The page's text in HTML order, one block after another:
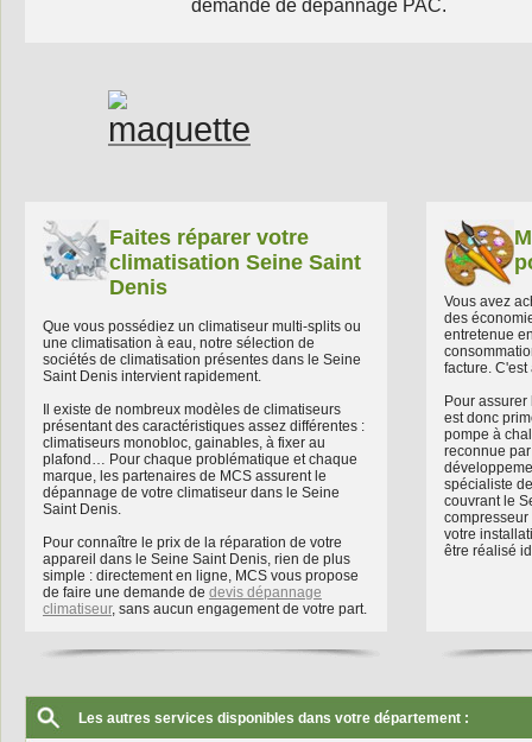
demande de dépannage PAC.
Faites réparer votre
climatisation Seine Saint
Denis
Que vous possédiez un climatiseur multi-splits ou
une climatisation à eau, notre sélection de
sociétés de climatisation présentes dans le Seine
Saint Denis intervient rapidement.
Il existe de nombreux modèles de climatiseurs
présentant des caractéristiques assez différentes :
climatiseurs monobloc, gainables, à fixer au
plafond… Pour chaque problématique et chaque
marque, les partenaires de MCS assurent le
dépannage de votre climatiseur dans le Seine
Saint Denis.
Pour connaître le prix de la réparation de votre
appareil dans le Seine Saint Denis, rien de plus
simple : directement en ligne, MCS vous propose
de faire une demande de devis dépannage
climatiseur, sans aucun engagement de votre part.
Vous avez
des
entretenue
facture.
Pour
est donc
pompe à
reconnue
spécialiste
couvrant le
compresseur
votre
être réalisé
Les autres services disponibles dans votre département :